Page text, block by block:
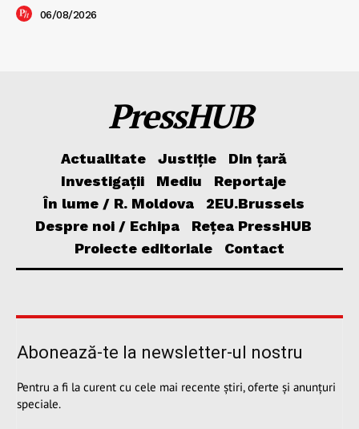
06/08/2026
PressHUB
Actualitate Justiție
Din țară
Investigații
Mediu
Reportaje
În lume / R. Moldova
2EU.Brussels
Despre noi / Echipa
Rețea PressHUB
Proiecte editoriale
Contact
Abonează-te la newsletter-ul nostru
Pentru a fi la curent cu cele mai recente știri, oferte și anunțuri
speciale.